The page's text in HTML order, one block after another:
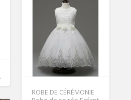
ROBE DE CÉRÉMONIE